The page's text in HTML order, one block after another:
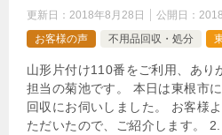
更新日： 2018年8月28日 公開日：
お客様の声
不用品回収・処分
山形片付け110番をご利用、あり
担当の菊池です。 本日は東根市
回収にお伺いしました。 お客様
ただいたので、ご紹介します。